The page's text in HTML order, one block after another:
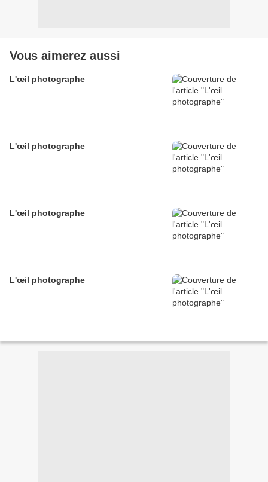
Vous aimerez aussi
L'œil photographe
L'œil photographe
L'œil photographe
L'œil photographe